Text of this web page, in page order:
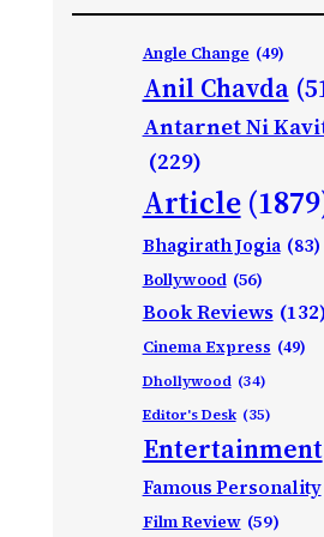
Angle Change (49)
Anil Chavda
Antarnet Ni
(229)
Article
Bhagirath Jogia (83)
Bollywood (56)
Book Reviews
Cinema Express (49)
Dhollywood (34)
Editor's Desk (35)
Entertainment
Famous Personality
Film Review (59)